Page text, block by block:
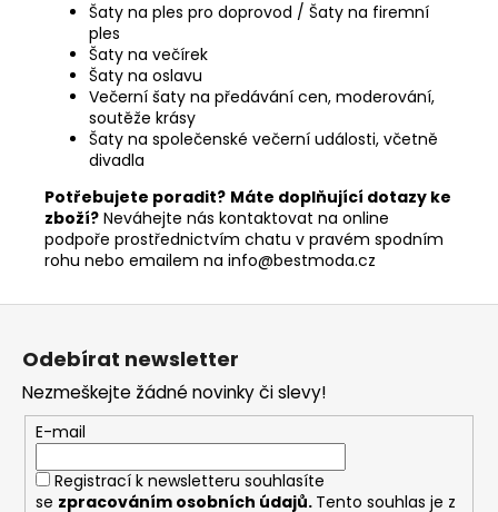
Šaty na ples pro doprovod / Šaty na firemní
ples
Šaty na večírek
Šaty na oslavu
Večerní šaty na předávání cen, moderování,
soutěže krásy
Šaty na společenské večerní události, včetně
divadla
Potřebujete poradit? Máte doplňující dotazy ke
zboží? Neváhejte nás kontaktovat na online
podpoře prostřednictvím chatu v pravém spodním
rohu nebo emailem na info@bestmoda.cz
Odebírat newsletter
Nezmeškejte žádné novinky či slevy!
E-mail
Registrací k newsletteru souhlasíte
se zpracováním osobních údajů. Tento souhlas je z